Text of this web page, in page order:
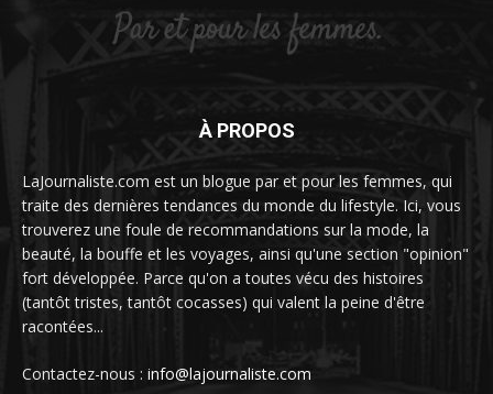
À PROPOS
LaJournaliste.com est un blogue par et pour les femmes, qui
traite des dernières tendances du monde du lifestyle. Ici, vous
trouverez une foule de recommandations sur la mode, la
beauté, la bouffe et les voyages, ainsi qu'une section "opinion"
fort développée. Parce qu'on a toutes vécu des histoires
(tantôt tristes, tantôt cocasses) qui valent la peine d'être
racontées...
Contactez-nous : info@lajournaliste.com